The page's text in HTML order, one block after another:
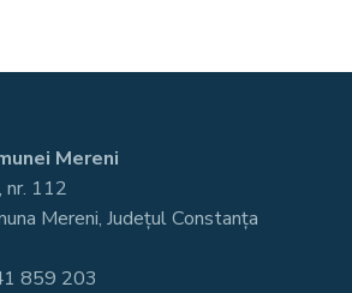
Mereni
nr. 112
Mereni, Județul Constanța
859 203